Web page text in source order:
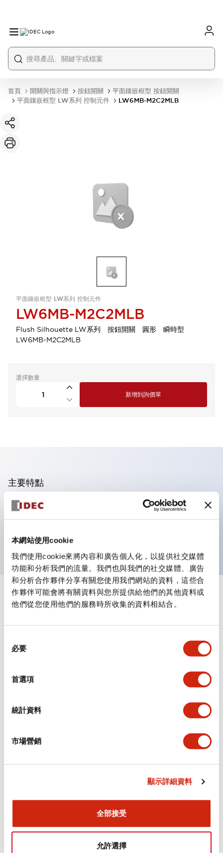
本網站使用cookie
我們使用cookie來將內容和廣告個人化，以提供社交媒體
功能和分析我們的流量。我們也與我們的社交媒體、廣告
和分析合作夥伴分享有關您使用我們網站的資料，這些合
作夥伴可能會將有關資料與您所提供給他們的其他資料或
他們從您使用他們的服務時所收集的資料相結合。
必要
首選項
統計資料
市場營銷
顯示詳細資料
全部接受
允許選擇
首頁 開關與指示燈 按鈕開關
平面鑲嵌框型 按鈕開關
平面鑲嵌框型 LW系列 控制元件
LW6MB-M2C2MLB
平面鑲嵌框型 LW系列 控制元件
LW6MB-M2C2MLB
Flush Silhouette LW系列 按鈕開關 圓形 瞬時型
LW6MB-M2C2MLB
選擇數量
新增到詢價單
主要特點
可進行集合密著安裝
附鎖選擇開關採用高安全性的彈子鎖結構
防護結構為IP65（IEC60529）
規格
環境規範
機械規格
Flush Silhouette LW系列 控制元件 (英文版)
1.23MB